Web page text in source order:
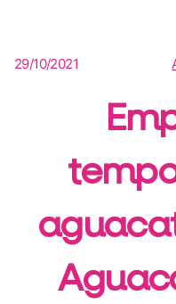
29/10/2021